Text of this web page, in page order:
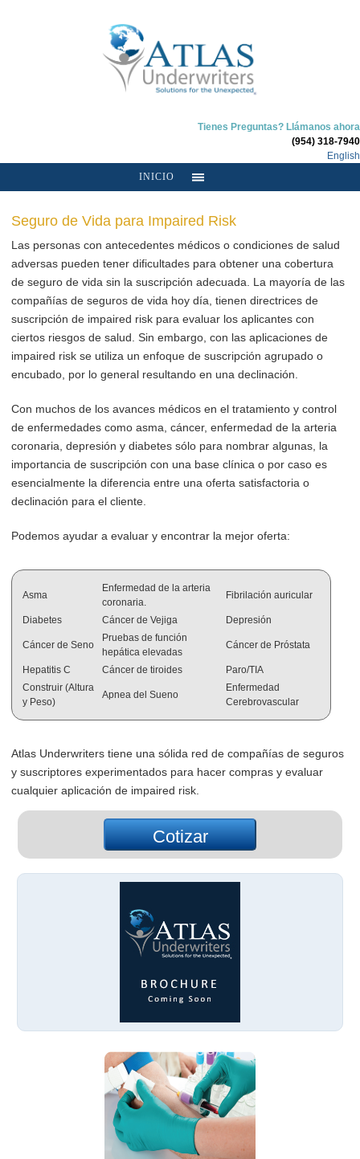
Tienes Preguntas? Llámanos ahora
(954) 318-7940
English
INICIO
Seguro de Vida para Impaired Risk
Las personas con antecedentes médicos o condiciones de salud
adversas pueden tener dificultades para obtener una cobertura
de seguro de vida sin la suscripción adecuada. La mayoría de las
compañías de seguros de vida hoy día, tienen directrices de
suscripción de impaired risk para evaluar los aplicantes con
ciertos riesgos de salud. Sin embargo, con las aplicaciones de
impaired risk se utiliza un enfoque de suscripción agrupado o
encubado, por lo general resultando en una declinación.
Con muchos de los avances médicos en el tratamiento y control
de enfermedades como asma, cáncer, enfermedad de la arteria
coronaria, depresión y diabetes sólo para nombrar algunas, la
importancia de suscripción con una base clínica o por caso es
esencialmente la diferencia entre una oferta satisfactoria o
declinación para el cliente.
Podemos ayudar a evaluar y encontrar la mejor oferta:
Asma
Enfermedad de la arteria
coronaria.
Fibrilación auricular
Diabetes Cáncer de Vejiga Depresión
Cáncer de Seno
Pruebas de función
hepática elevadas
Cáncer de Próstata
Hepatitis C Cáncer de tiroides
Paro/TIA
Construir (Altura
y Peso)
Apnea del Sueno
Enfermedad
Cerebrovascular
Atlas Underwriters tiene una sólida red de compañías de seguros
y suscriptores experimentados para hacer compras y evaluar
cualquier aplicación de impaired risk.